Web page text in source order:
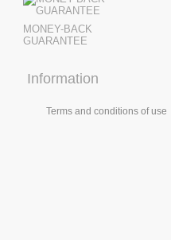
MONEY-BACK
GUARANTEE
Information
Terms and conditions of use